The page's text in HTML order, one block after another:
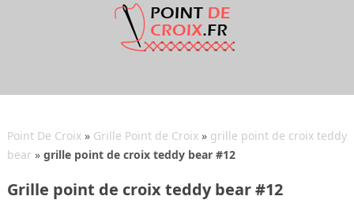
Point De Croix» Grille Point de Croix» grille point de croix teddy
bear» grille point de croix teddy bear #12
Grille point de croix teddy bear #12